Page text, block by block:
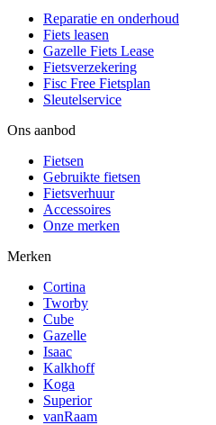
Reparatie en onderhoud
Fiets leasen
Gazelle Fiets Lease
Fietsverzekering
Fisc Free Fietsplan
Sleutelservice
Ons aanbod
Fietsen
Gebruikte fietsen
Fietsverhuur
Accessoires
Onze merken
Merken
Cortina
Tworby
Cube
Gazelle
Isaac
Kalkhoff
Koga
Superior
vanRaam